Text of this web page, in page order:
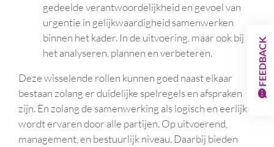
gedeelde verantwoordelijkheid en gevoel van
urgentie in gelijkwaardigheid samenwerken
binnen het kader. In de uitvoering, maar ook bij
het analyseren, plannen en verbeteren.
Deze wisselende rollen kunnen goed naast elkaar
bestaan zolang er duidelijke spelregels en afspraken
zijn. En zolang de samenwerking als logisch en eerlijk
wordt ervaren door alle partijen. Op uitvoerend,
management, en bestuurlijk niveau. Daarbij bieden
FEEDBACK